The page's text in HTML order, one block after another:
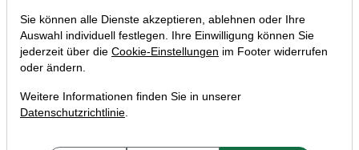
Der US-Datenbanksoftwareanbieter Oracle (WKN: 871460)
Sie können alle Dienste akzeptieren, ablehnen oder Ihre
Auswahl individuell festlegen. Ihre Einwilligung können Sie
jederzeit über die Cookie-Einstellungen im Footer widerrufen
oder ändern.
Weitere Informationen finden Sie in unserer
Datenschutzrichtlinie.